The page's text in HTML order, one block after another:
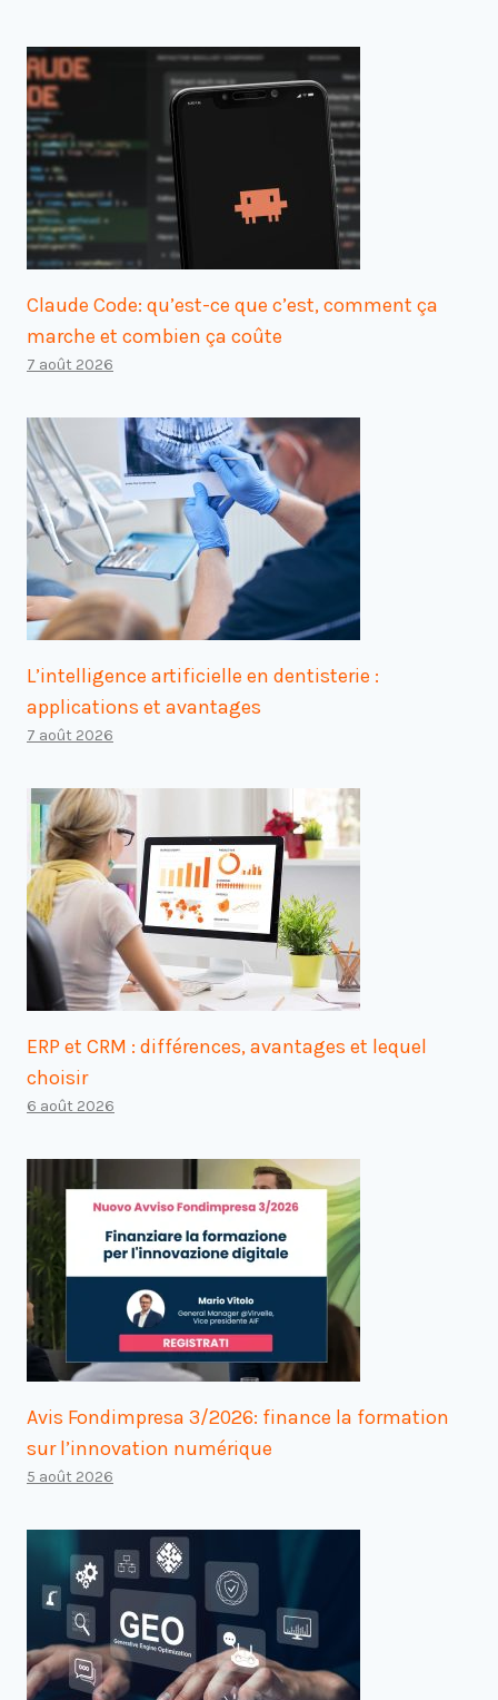
Claude Code: qu’est-ce que c’est, comment ça
marche et combien ça coûte
7 août 2026
L’intelligence artificielle en dentisterie :
applications et avantages
7 août 2026
ERP et CRM : différences, avantages et lequel
choisir
6 août 2026
Avis Fondimpresa 3/2026: finance la formation
sur l’innovation numérique
5 août 2026